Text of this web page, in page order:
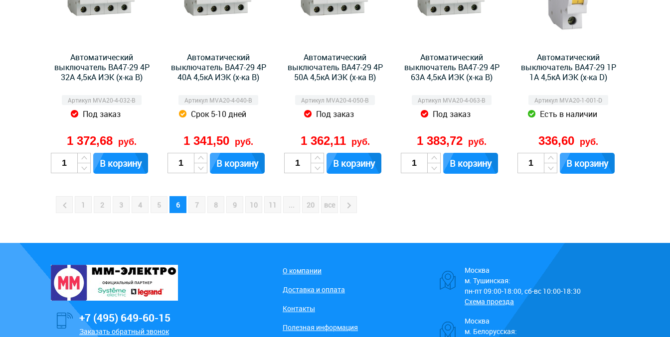
Автоматический
выключатель ВА47-29 4Р
32А 4,5кА ИЭК (х-ка B)
Артикул MVA20-4-032-B
Под заказ
1 372,68 руб.
В корзину
Автоматический
выключатель ВА47-29 4Р
40А 4,5кА ИЭК (х-ка B)
Артикул MVA20-4-040-B
Срок 5-10 дней
1 341,50 руб.
В корзину
Автоматический
выключатель ВА47-29 4Р
50А 4,5кА ИЭК (х-ка B)
Артикул MVA20-4-050-B
Под заказ
1 362,11 руб.
В корзину
Автоматический
выключатель ВА47-29 4Р
63А 4,5кА ИЭК (х-ка B)
Артикул MVA20-4-063-B
Под заказ
1 383,72 руб.
В корзину
Автоматический
выключатель ВА47-29 1Р
1А 4,5кА ИЭК (х-ка D)
Артикул MVA20-1-001-D
Есть в наличии
336,60 руб.
В корзину
1 2 3 4 5 6 7 8 9 10 11 ... 20 все
+7 (495) 649-60-15
Заказать обратный звонок
О компании
Доставка и оплата
Контакты
Полезная информация
Москва
м. Тушинская:
пн-пт 09:00-18:00, сб-вс 10:00-18:30
Схема проезда
Москва
м. Белорусская: